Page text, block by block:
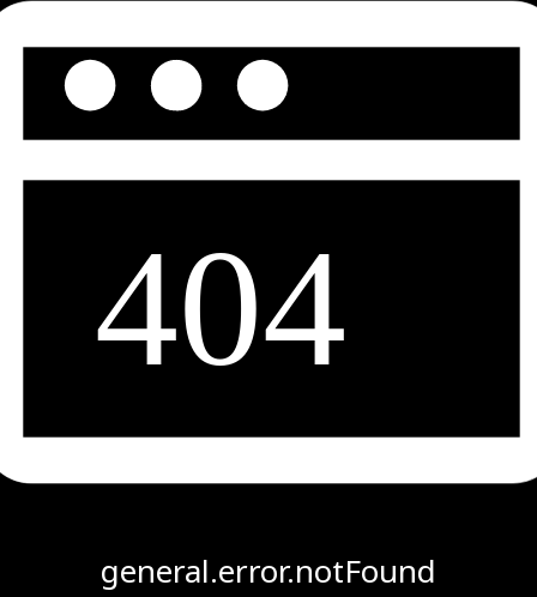
general.error.notFound